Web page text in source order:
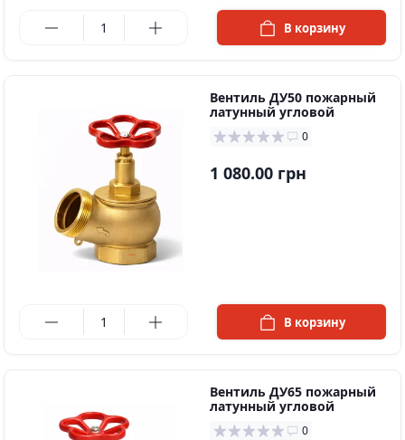
В корзину
Вентиль ДУ50 пожарный
латунный угловой
0
1 080.00 грн
В корзину
Вентиль ДУ65 пожарный
латунный угловой
0